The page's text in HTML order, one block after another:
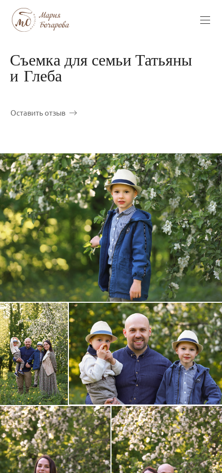
Съемка для семьи Татьяны
и Глеба
Оставить отзыв